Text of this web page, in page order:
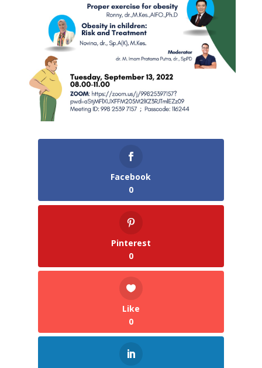
Facebook
0
Pinterest
0
Like
0